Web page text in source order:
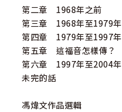
第二章 1968年之前
第三章 1968年至1979年
第四章 1979年至1997年
第五章 這福音怎樣傳？
第六章 1997年至2004年
未完的話
馮煒文作品選輯